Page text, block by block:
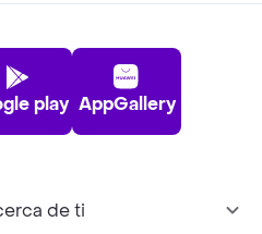
play AppGallery
de ti